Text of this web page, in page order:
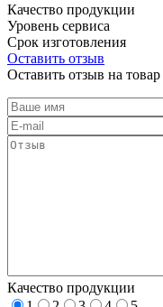
Качество продукции
Уровень сервиса
Срок изготовления
Оставить отзыв
Оставить отзыв на
Качество продукции